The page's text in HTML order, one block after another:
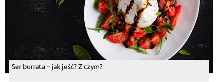
Ser burrata – jak jeść? Z czym?